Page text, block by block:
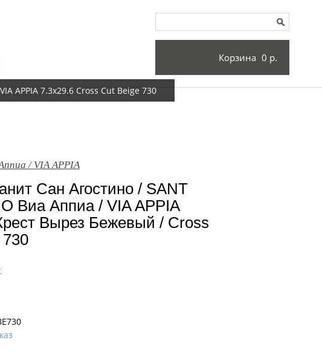
Корзина 0 р.
APPIA 7.3x29.6 Cross Cut Beige 730
/ VIA APPIA
Сан Агостино / SANT
Виа Аппиа / VIA APPIA
Вырез Бежевый / Cross